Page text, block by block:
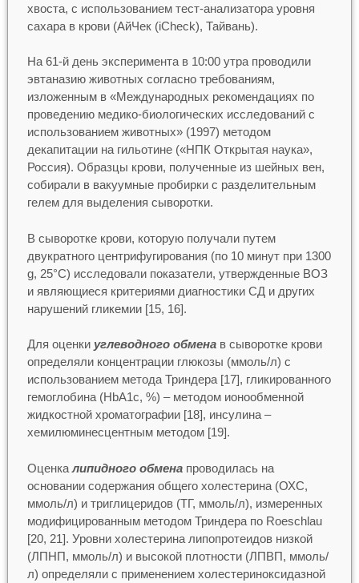
хвоста, с использованием тест-анализатора уровня
сахара в крови (АйЧек (iCheck), Тайвань).
На 61-й день эксперимента в 10:00 утра проводили
эвтаназию животных согласно требованиям,
изложенным в «Международных рекомендациях по
проведению медико-биологических исследований с
использованием животных» (1997) методом
декапитации на гильотине («НПК Открытая наука»,
Россия). Образцы крови, полученные из шейных вен,
собирали в вакуумные пробирки с разделительным
гелем для выделения сыворотки.
В сыворотке крови, которую получали путем
двукратного центрифугирования (по 10 минут при 1300
g, 25°С) исследовали показатели, утвержденные ВОЗ
и являющиеся критериями диагностики СД и других
нарушений гликемии [15, 16].
Для оценки углеводного обменав сыворотке крови
определяли концентрации глюкозы (ммоль/л) с
использованием метода Триндера [17], гликированного
гемоглобина (HbA1c, %) – методом ионообменной
жидкостной хроматографии [18], инсулина –
хемилюминесцентным методом [19].
Оценкалипидного обменапроводилась на
основании содержания общего холестерина (ОХС,
ммоль/л) и триглицеридов (ТГ, ммоль/л), измеренных
модифицированным методом Триндера по Roeschlau
[20, 21]. Уровни холестерина липопротеидов низкой
(ЛПНП, ммоль/л) и высокой плотности (ЛПВП, ммоль/
л) определяли с применением холестериноксидазной